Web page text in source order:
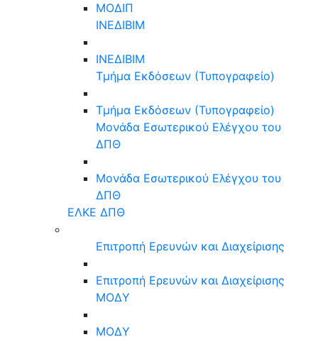
ΜΟΔΙΠ
ΙΝΕΔΙΒΙΜ
ΙΝΕΔΙΒΙΜ
Τμήμα Εκδόσεων (Τυπογραφείο)
Τμήμα Εκδόσεων (Τυπογραφείο)
Μονάδα Εσωτερικού Ελέγχου του
ΔΠΘ
Μονάδα Εσωτερικού Ελέγχου του
ΔΠΘ
ΕΛΚΕ ΔΠΘ
Επιτροπή Ερευνών και Διαχείρισης
Επιτροπή Ερευνών και Διαχείρισης
ΜΟΔΥ
ΜΟΔΥ